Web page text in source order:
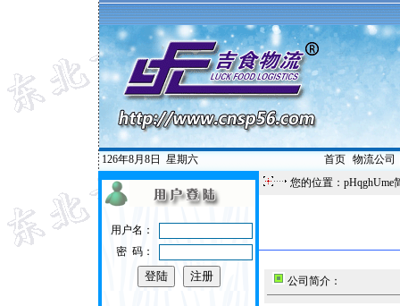
126年8月8日 星期六 首页| 物流公司
用户名：
密 码：
您的位置：pHqghUme
公司简介：